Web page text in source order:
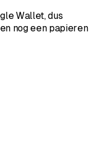
Wallet, dus
nog een papieren